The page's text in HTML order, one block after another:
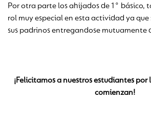
Por otra parte los ahijados de 1° básico,
rol muy especial en esta actividad ya que
sus padrinos entregandose mutuamente
¡Felicitamos a nuestros estudiantes
comienzan!